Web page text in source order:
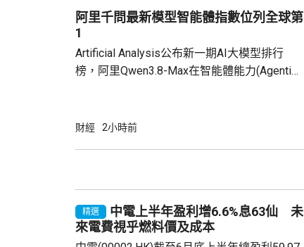
(02378.HK)跌逾4%，報108.5元；滙豐
(00005.HK)跌1%，報...
阿里千問最新模型智能體指數位列全球第
1
Artificial Analysis公布新一期AI大模型排行
榜，阿里Qwen3.8-Max在智能體能力(Agentic
Agentic智能體能力代表AI調用工具，解決更複
財經 2小時前
精選
中電上半年盈利增6.6%息63仙 未
來電費視乎燃料價及成本